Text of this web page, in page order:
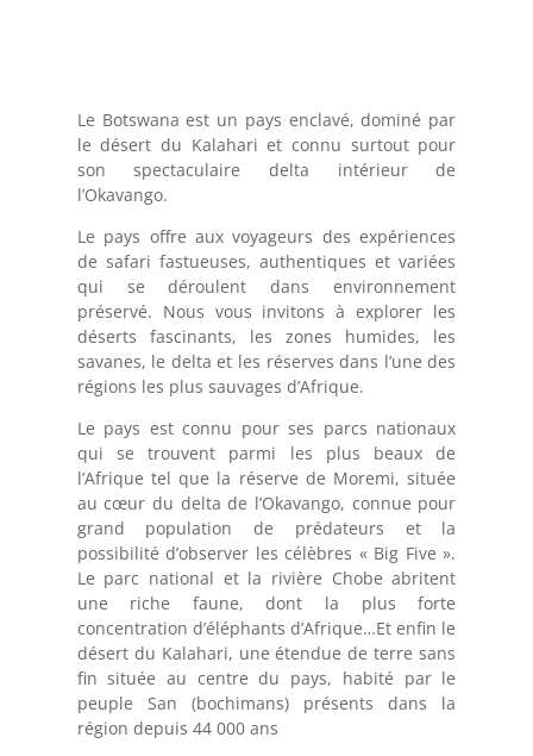
Le Botswana est un pays enclavé, dominé par
le désert du Kalahari et connu surtout pour
son spectaculaire delta intérieur de
l’Okavango.
Le pays offre aux voyageurs des expériences
de safari fastueuses, authentiques et variées
qui se déroulent dans environnement
préservé. Nous vous invitons à explorer les
déserts fascinants, les zones humides, les
savanes, le delta et les réserves dans l’une des
régions les plus sauvages d’Afrique.
Le pays est connu pour ses parcs nationaux
qui se trouvent parmi les plus beaux de
l’Afrique tel que la réserve de Moremi, située
au cœur du delta de l’Okavango, connue pour
grand population de prédateurs et la
possibilité d’observer les célèbres « Big Five ».
Le parc national et la rivière Chobe abritent
une riche faune, dont la plus forte
concentration d’éléphants d’Afrique…Et enfin le
désert du Kalahari, une étendue de terre sans
fin située au centre du pays, habité par le
peuple San (bochimans)
présents dans la
région depuis 44 000 ans